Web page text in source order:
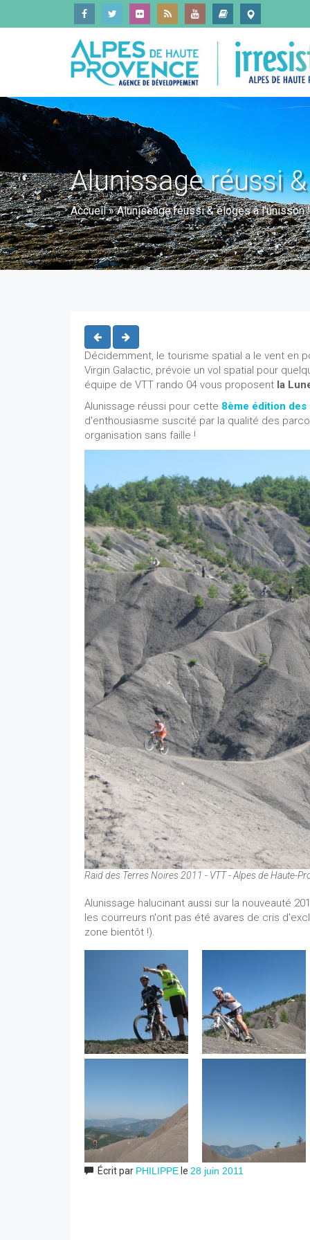
Alunissage réussi
Accueil»Alunissage réussi & éloges à l'unisson !
Décidemment, le tourisme spatial a le vent en
Virgin Galactic, prévoie un vol spatial pour
équipe de VTT rando 04 vous proposent la
Alunissage réussi pour cette 8ème édition
d'enthousiasme suscité par la qualité des
organisation sans faille !
Raid des Terres Noires 2011 - VTT - Alpes de Haute-
Alunissage halucinant aussi sur la nouveauté
les courreurs n'ont pas été avares de cris
zone bientôt !).
Écrit par PHILIPPE le 28 juin 2011